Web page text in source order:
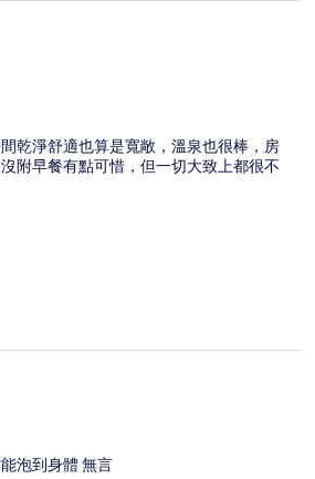
乾淨舒適也算是寬敞，溫泉也很棒，房
附早餐有點可惜，但一切大致上都很不
泡到身體 無言